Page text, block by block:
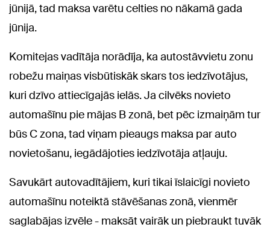
jūnijā, tad maksa varētu celties no nākamā gada
jūnija.
Komitejas vadītāja norādīja, ka autostāvvietu zonu
robežu maiņas visbūtiskāk skars tos iedzīvotājus,
kuri dzīvo attiecīgajās ielās. Ja cilvēks novieto
automašīnu pie mājas B zonā, bet pēc izmaiņām tur
būs C zona, tad viņam pieaugs maksa par auto
novietošanu, iegādājoties iedzīvotāja atļauju.
Savukārt autovadītājiem, kuri tikai īslaicīgi novieto
automašīnu noteiktā stāvēšanas zonā, vienmēr
saglabājas izvēle - maksāt vairāk un piebraukt tuvāk